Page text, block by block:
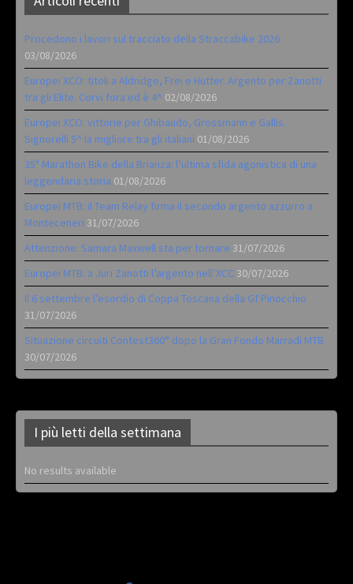
Procedono i lavori sul tracciato della Straccabike 2026
03/08/2026
Europei XCO: titoli a Aldridge, Frei e Hutter. Argento per Zanotti
tra gli Elite. Corvi fora ed è 4^ 02/08/2026
Europei XCO: vittorie per Ghibaudo, Grossmann e Gallis.
Signorelli 5^ la migliore tra gli italiani 01/08/2026
35ª Marathon Bike della Brianza: l’ultima sfida agonistica di una
leggendaria storia 01/08/2026
Europei MTB: il Team Relay firma il secondo argento azzurro a
Monteceneri 31/07/2026
Attenzione: Samara Maxwell sta per tornare 31/07/2026
Europei MTB: a Juri Zanotti l’argento nell’XCC 30/07/2026
Il 6 settembre l’esordio di Coppa Toscana della Gf Pinocchio
31/07/2026
Situazione circuiti Contest360° dopo la Gran Fondo Marradi MTB
30/07/2026
I più letti della settimana
No results available